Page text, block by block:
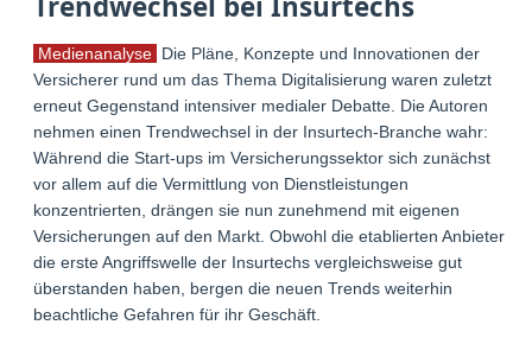
Medienanalyse Die Pläne, Konzepte und Innovationen der
Versicherer rund um das Thema Digitalisierung waren zuletzt
erneut Gegenstand intensiver medialer Debatte. Die Autoren
nehmen einen Trendwechsel in der Insurtech-Branche wahr:
Während die Start-ups im Versicherungssektor sich zunächst
vor allem auf die Vermittlung von Dienstleistungen
konzentrierten, drängen sie nun zunehmend mit eigenen
Versicherungen auf den Markt. Obwohl die etablierten Anbieter
die erste Angriffswelle der Insurtechs vergleichsweise gut
überstanden haben, bergen die neuen Trends weiterhin
beachtliche Gefahren für ihr Geschäft.